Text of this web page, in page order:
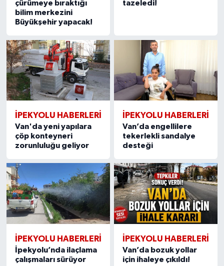
çürümeye bıraktığı
bilim merkezini
Büyükşehir yapacak!
tazeledi!
İPEKYOLU HABERLERİ
Van'da yeni yapılara
çöp konteyneri
zorunluluğu geliyor
İPEKYOLU HABERLERİ
Van’da engellilere
tekerlekli sandalye
desteği
İPEKYOLU HABERLERİ
İpekyolu’nda ilaçlama
çalışmaları sürüyor
İPEKYOLU HABERLERİ
Van’da bozuk yollar
için ihaleye çıkıldı!